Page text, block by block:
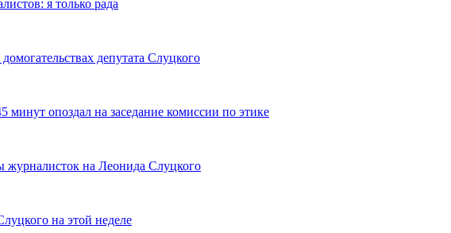
я только рада
депутата Слуцкого
опоздал на заседание комиссии по этике
журналисток на Леонида Слуцкого
на этой неделе